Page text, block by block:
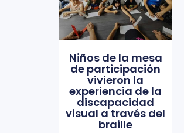
Niños de la mesa
de participación
vivieron la
experiencia de la
discapacidad
visual a través del
braille